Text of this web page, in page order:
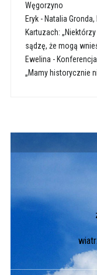
Węgorzyno
Eryk- Natalia
Kartuzach:
sądzę, że mogą
Ewelina -
„Mamy historycznie